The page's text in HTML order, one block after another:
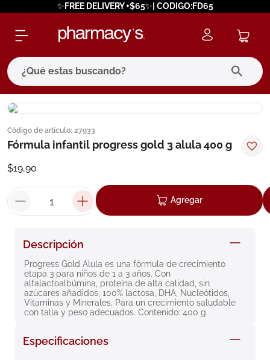
✨FREE DELIVERY +$65✨| CODIGO:FD65
¿Qué estas buscando?
Código de artículo: 27933
Fórmula infantil progress gold 3 alula 400 g
$19,90
Agregar
Descripción
Progress Gold Alula es una fórmula de crecimiento
etapa 3 para niños de 1 a 3 años. Con
alfalactoalbúmina, proteína de alta calidad, sin
azúcares añadidos, 100% lactosa, DHA, Nucleótidos,
Vitaminas y Minerales. Para un crecimiento saludable
con talla y peso adecuados. Contenido: 400 g.
Especificaciones
términos más buscados
1. eucerin
3
pilexil
5. cerave
6 degraler
7. isdin
8. roche posay
9. nivea